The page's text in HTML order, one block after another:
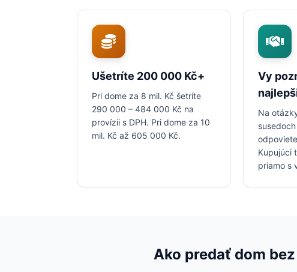
Ušetríte 200 000 Kč+
Pri dome za 8 mil. Kč šetríte
290 000 – 484 000 Kč na
provízii s DPH. Pri dome za 10
mil. Kč až 605 000 Kč.
Vy
Na
Kupujúci
priamo s
Ako predať dom